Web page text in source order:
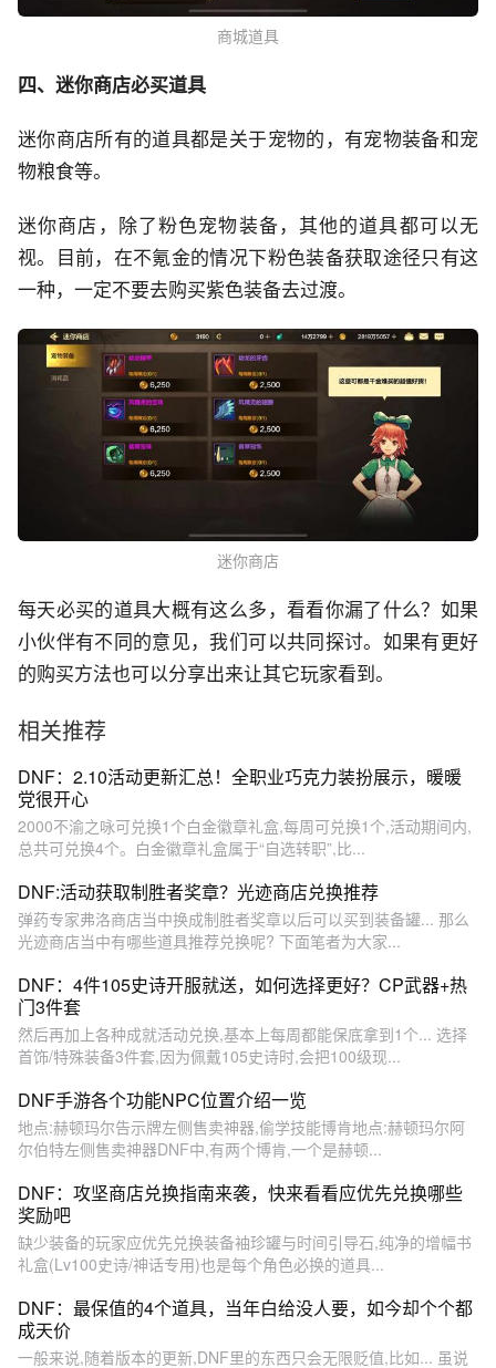
商城道具
四、迷你商店必买道具
迷你商店所有的道具都是关于宠物的，有宠物装备和宠
物粮食等。
迷你商店，除了粉色宠物装备，其他的道具都可以无
视。目前，在不氪金的情况下粉色装备获取途径只有这
一种，一定不要去购买紫色装备去过渡。
迷你商店
每天必买的道具大概有这么多，看看你漏了什么？如果
小伙伴有不同的意见，我们可以共同探讨。如果有更好
的购买方法也可以分享出来让其它玩家看到。
相关推荐
DNF：2.10活动更新汇总！全职业巧克力装扮展示，暖暖
党很开心
2000不渝之咏可兑换1个白金徽章礼盒,每周可兑换1个,活动期间内,
总共可兑换4个。白金徽章礼盒属于“自选转职”,比...
DNF:活动获取制胜者奖章？光迹商店兑换推荐
弹药专家弗洛商店当中换成制胜者奖章以后可以买到装备罐... 那么
光迹商店当中有哪些道具推荐兑换呢? 下面笔者为大家...
DNF：4件105史诗开服就送，如何选择更好？CP武器+热
门3件套
然后再加上各种成就活动兑换,基本上每周都能保底拿到1个... 选择
首饰/特殊装备3件套,因为佩戴105史诗时,会把100级现...
DNF手游各个功能NPC位置介绍一览
地点:赫顿玛尔告示牌左侧售卖神器,偷学技能博肯地点:赫顿玛尔阿
尔伯特左侧售卖神器DNF中,有两个博肯,一个是赫顿...
DNF：攻坚商店兑换指南来袭，快来看看应优先兑换哪些
奖励吧
缺少装备的玩家应优先兑换装备袖珍罐与时间引导石,纯净的增幅书
礼盒(Lv100史诗/神话专用)也是每个角色必换的道具...
DNF：最保值的4个道具，当年白给没人要，如今却个个都
成天价
一般来说,随着版本的更新,DNF里的东西只会无限贬值,比如... 虽说